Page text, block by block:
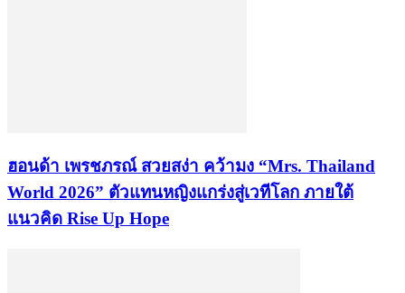
ฮอนด้า เพรชภรณ์ สวยสง่า คว้ามง “Mrs. Thailand
World 2026” ตัวแทนหญิงแกร่งสู่เวทีโลก ภายใต้
แนวคิด Rise Up Hope